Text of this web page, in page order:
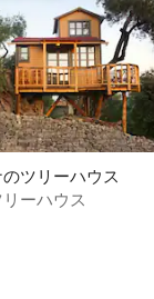
5つ星の平均評価
ツリーハウス
ーハウス